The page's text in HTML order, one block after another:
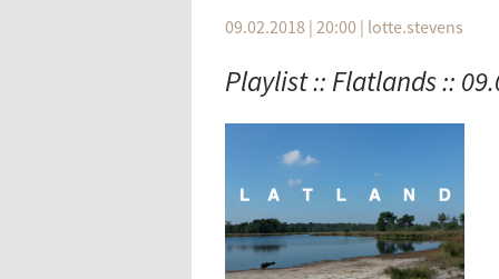
09.02.2018 | 20:00 | lotte.stevens
Playlist :: Flatlands ::